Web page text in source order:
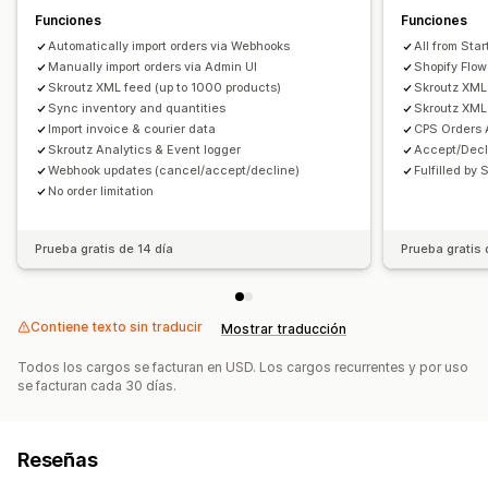
Funciones
Automatically import orders via Webhooks
Manually import orders via Admin UI
Skroutz XML feed (up to 1000 products)
Sync inventory and quantities
Import invoice & courier data
Skroutz Analytics & Event logger
Webhook updates (cancel/accept/decline)
No order limitation
Prueba gratis de 14 día
Funciones
All from
Shopify
Skroutz
Skroutz
CPS Orders
Accept/
Fulfilled by
Prueba gratis
Contiene texto sin traducir Mostrar traducción
Todos los cargos se facturan en USD. Los cargos recurrentes y por uso
se facturan cada 30 días.
Reseñas